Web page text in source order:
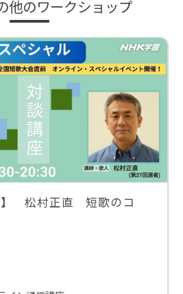
他のワークショップ
】 松村正直 短歌のコ